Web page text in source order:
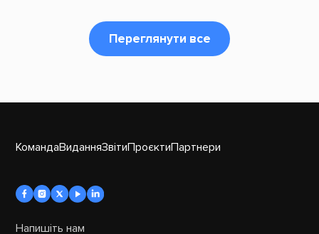
Переглянути все
КомандаВиданняЗвітиПроєктиПартнери
Напишіть нам